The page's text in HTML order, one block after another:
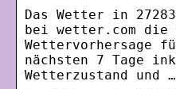
Das Wetter in
bei wetter.com die
Wettervorhersage
nächsten 7 Tage
Wetterzustand und …